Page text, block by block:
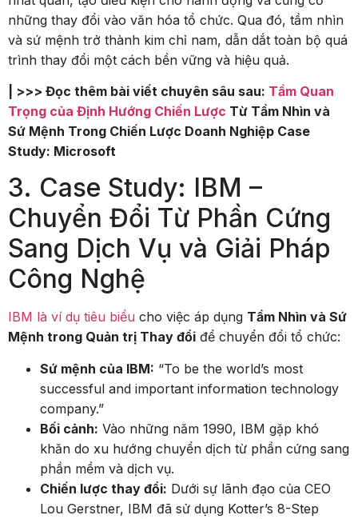
những thay đổi vào văn hóa tổ chức. Qua đó, tầm nhìn
và sứ mệnh trở thành kim chỉ nam, dẫn dắt toàn bộ quá
trình thay đổi một cách bền vững và hiệu quả.
| >>> Đọc thêm bài viết chuyên sâu sau: Tầm Quan
Trọng của Định Hướng Chiến Lược Từ Tầm Nhìn và
Sứ Mệnh Trong Chiến Lược Doanh Nghiệp Case
Study: Microsoft
3. Case Study: IBM –
Chuyển Đổi Từ Phần Cứng
Sang Dịch Vụ và Giải Pháp
Công Nghệ
IBM là ví dụ tiêu biểu cho việc áp dụng Tầm Nhìn và Sứ
Mệnh trong Quản trị Thay đổi để chuyển đổi tổ chức:
Sứ mệnh của IBM: “To be the world’s most
successful and important information technology
company.”
Bối cảnh: Vào những năm 1990, IBM gặp khó
khăn do xu hướng chuyển dịch từ phần cứng sang
phần mềm và dịch vụ.
Chiến lược thay đổi: Dưới sự lãnh đạo của CEO
Lou Gerstner, IBM đã sử dụng Kotter’s 8-Step